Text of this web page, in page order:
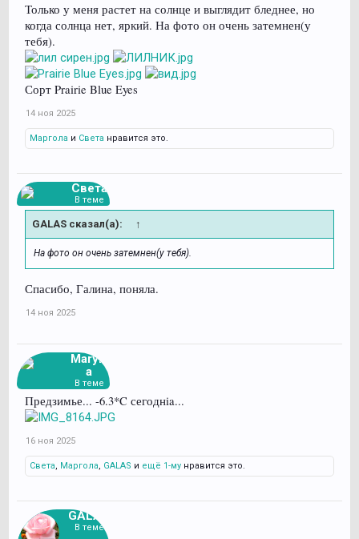
Только у меня растет на солнце и выглядит бледнее, но
когда солнца нет, яркий. На фото он очень затемнен(у
тебя).
Сорт Prairie Blue Eyes
14 ноя 2025
Маргола и Света нравится это.
Света
В теме
GALAS сказал(а): ↑
На фото он очень затемнен(у тебя).
Спасибо, Галина, поняла.
14 ноя 2025
Marylk
a
В теме
Предзимье... -6.3*C сегоднia...
16 ноя 2025
Света, Маргола, GALAS и ещё 1-му нравится это.
GALAS
В теме